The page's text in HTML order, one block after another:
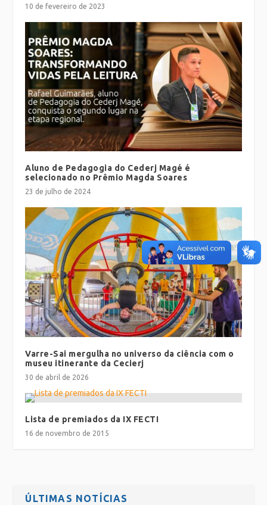
10 de fevereiro de 2023
Aluno de Pedagogia do Cederj Magé é
selecionado no Prêmio Magda Soares
23 de julho de 2024
Varre-Sai mergulha no universo da ciência com o
museu itinerante da Cecierj
30 de abril de 2026
Lista de premiados da IX FECTI
16 de novembro de 2015
ÚLTIMAS NOTÍCIAS